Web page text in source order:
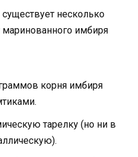
несколько
имбиря
корня имбиря
тарелку (но ни в